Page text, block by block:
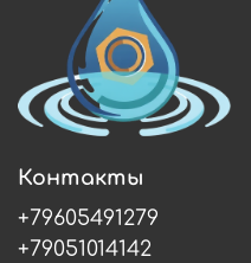
Контакты
+79605491279
+79051014142